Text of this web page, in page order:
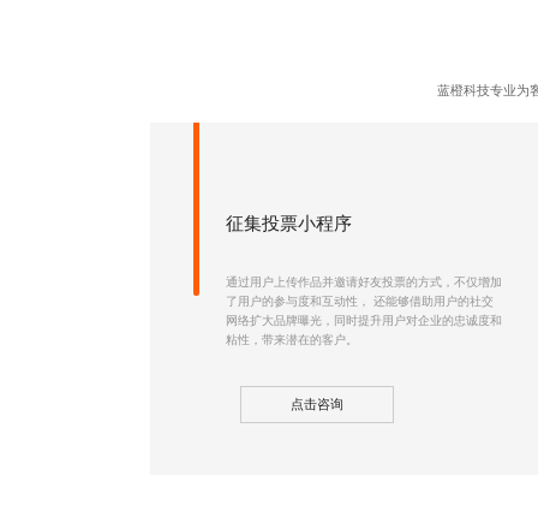
蓝橙科技专业为
征集投票小程序
通过用户上传作品并邀请好友投票的方式，不仅增加
了用户的参与度和互动性， 还能够借助用户的社交
网络扩大品牌曝光，同时提升用户对企业的忠诚度和
粘性，带来潜在的客户。
点击咨询